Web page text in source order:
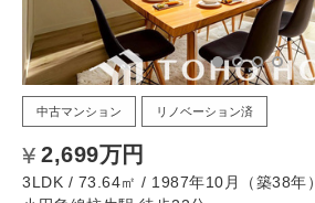
中古マンション リノベーション済
2,699万円
3LDK / 73.64㎡ / 1987年10月（築38年）